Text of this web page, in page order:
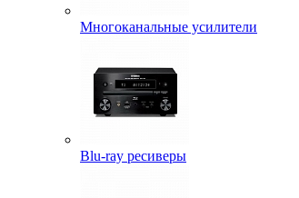
Многоканальные усилители
Blu-ray ресиверы